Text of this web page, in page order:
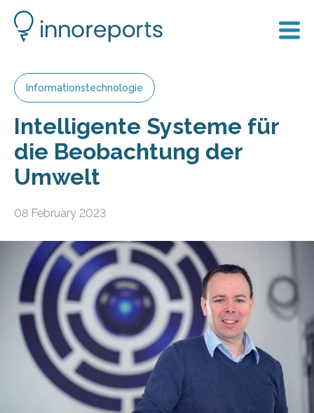
Informationstechnologie
Intelligente Systeme für
die Beobachtung der
Umwelt
08 February 2023